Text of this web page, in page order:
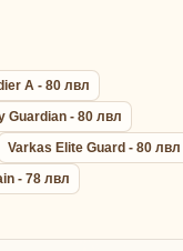
A - 80 лвл
Guardian - 80 лвл
Varkas Elite Guard - 80 лвл
- 78 лвл